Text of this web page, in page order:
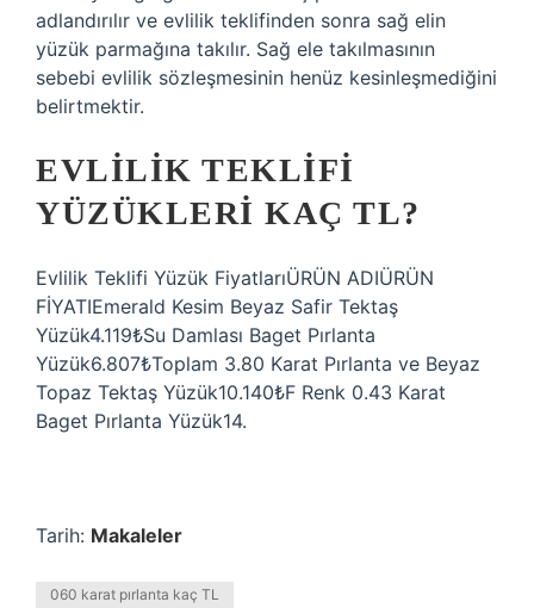
adlandırılır ve evlilik teklifinden sonra sağ elin
yüzük parmağına takılır. Sağ ele takılmasının
sebebi evlilik sözleşmesinin henüz kesinleşmediğini
belirtmektir.
EVLILIK TEKLIFI
YÜZÜKLERI KAÇ TL?
Evlilik Teklifi Yüzük FiyatlarıÜRÜN ADIÜRÜN
FİYATIEmerald Kesim Beyaz Safir Tektaş
Yüzük4.119₺Su Damlası Baget Pırlanta
Yüzük6.807₺Toplam 3.80 Karat Pırlanta ve Beyaz
Topaz Tektaş Yüzük10.140₺F Renk 0.43 Karat
Baget Pırlanta Yüzük14.
Tarih: Makaleler
060 karat pırlanta kaç TL